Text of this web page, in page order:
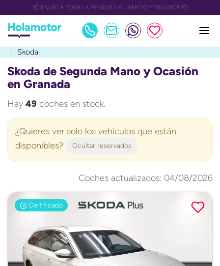
📅 OULET Grupo Safamotor hasta 15.000€ descuento📅
Skoda
Skoda de Segunda Mano y Ocasión
en Granada
Hay 49 coches en stock.
¿Quieres ver solo los vehículos que están
disponibles?
Ocultar reservados
Coches actualizados: 04/08/2026
Certificado